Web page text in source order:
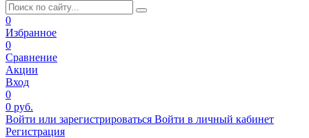
0
Избранное
0
Сравнение
Акции
Вход
0
0 руб.
Войти или зарегистрироваться Войти в личный кабинет
Регистрация